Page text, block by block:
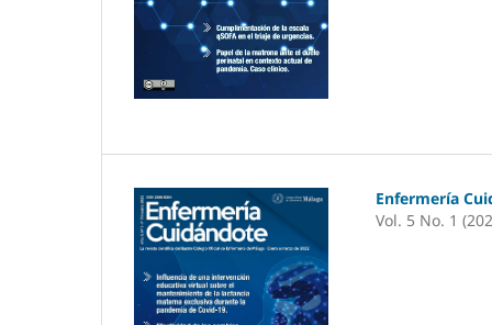
Enfermería
Vol. 5 No. 1